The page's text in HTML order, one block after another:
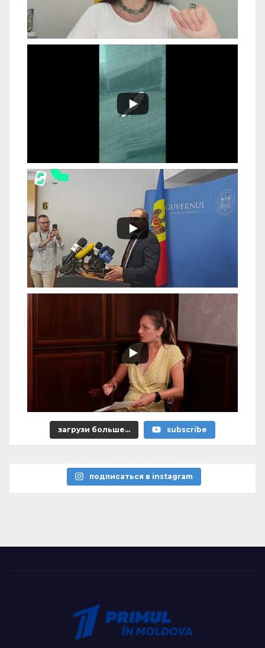
загрузи больше... subscribe
подписаться в instagram